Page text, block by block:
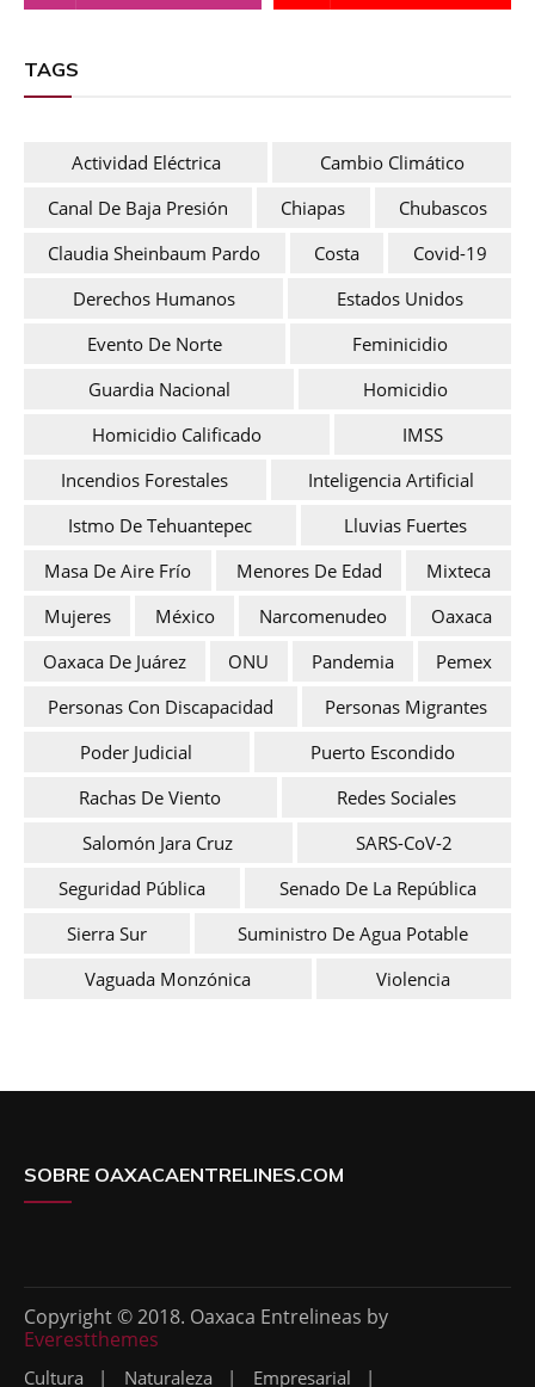
TAGS
Actividad Eléctrica
Cambio Climático
Canal De Baja Presión
Chiapas
Chubascos
Claudia Sheinbaum Pardo
Costa
Covid-19
Derechos Humanos
Estados Unidos
Evento De Norte
Feminicidio
Guardia Nacional
Homicidio
Homicidio Calificado
IMSS
Incendios Forestales
Inteligencia Artificial
Istmo De Tehuantepec
Lluvias Fuertes
Masa De Aire Frío
Menores De Edad
Mixteca
Mujeres
México Narcomenudeo
Oaxaca
Oaxaca De Juárez
ONU Pandemia
Pemex
Personas Con Discapacidad
Personas Migrantes
Poder Judicial
Puerto Escondido
Rachas De Viento
Redes Sociales
Salomón Jara Cruz
SARS-CoV-2
Seguridad Pública
Senado De La República
Sierra Sur
Suministro De Agua Potable
Vaguada Monzónica
Violencia
SOBRE OAXACAENTRELINES.COM
Copyright © 2018. Oaxaca Entrelineas by
Everestthemes
Cultura Naturaleza Empresarial